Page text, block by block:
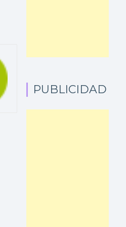
PUBLICIDAD